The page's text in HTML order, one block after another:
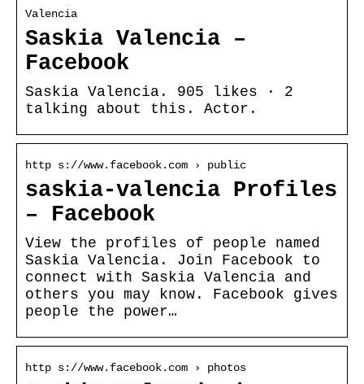
Valencia
Saskia Valencia –
Facebook
Saskia Valencia. 905 likes · 2
talking about this. Actor.
http s://www.facebook.com › public
saskia-valencia Profiles
– Facebook
View the profiles of people named
Saskia Valencia. Join Facebook to
connect with Saskia Valencia and
others you may know. Facebook gives
people the power…
http s://www.facebook.com › photos